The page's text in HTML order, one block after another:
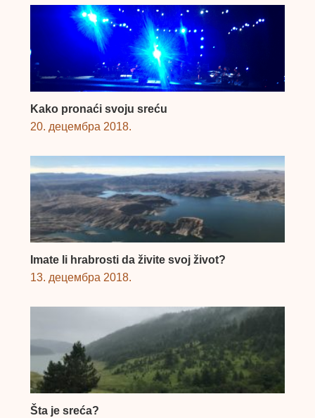
Kako pronaći svoju sreću
20. децембра 2018.
Imate li hrabrosti da živite svoj život?
13. децембра 2018.
Šta je sreća?